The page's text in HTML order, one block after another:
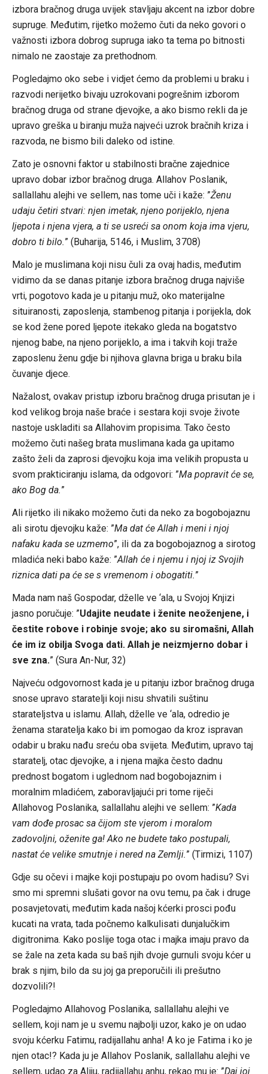
izbora bračnog druga uvijek stavljaju akcent na izbor dobre
supruge. Međutim, rijetko možemo čuti da neko govori o
važnosti izbora dobrog supruga iako ta tema po bitnosti
nimalo ne zaostaje za prethodnom.
Pogledajmo oko sebe i vidjet ćemo da problemi u braku i
razvodi nerijetko bivaju uzrokovani pogrešnim izborom
bračnog druga od strane djevojke, a ako bismo rekli da je
upravo greška u biranju muža najveći uzrok bračnih kriza i
razvoda, ne bismo bili daleko od istine.
Zato je osnovni faktor u stabilnosti bračne zajednice
upravo dobar izbor bračnog druga. Allahov Poslanik,
sallallahu alejhi ve sellem, nas tome uči i kaže: ”Ženu
udaju četiri stvari: njen imetak, njeno porijeklo, njena
ljepota i njena vjera, a ti se usreći sa onom koja ima vjeru,
dobro ti bilo.” (Buharija, 5146, i Muslim, 3708)
Malo je muslimana koji nisu čuli za ovaj hadis, međutim
vidimo da se danas pitanje izbora bračnog druga najviše
vrti, pogotovo kada je u pitanju muž, oko materijalne
situiranosti, zaposlenja, stambenog pitanja i porijekla, dok
se kod žene pored ljepote itekako gleda na bogatstvo
njenog babe, na njeno porijeklo, a ima i takvih koji traže
zaposlenu ženu gdje bi njihova glavna briga u braku bila
čuvanje djece.
Nažalost, ovakav pristup izboru bračnog druga prisutan je i
kod velikog broja naše braće i sestara koji svoje živote
nastoje uskladiti sa Allahovim propisima. Tako često
možemo čuti našeg brata muslimana kada ga upitamo
zašto želi da zaprosi djevojku koja ima velikih propusta u
svom prakticiranju islama, da odgovori: ”Ma popravit će se,
ako Bog da.”
Ali rijetko ili nikako možemo čuti da neko za bogobojaznu
ali sirotu djevojku kaže: ”Ma dat će Allah i meni i njoj
nafaku kada se uzmemo”, ili da za bogobojaznog a sirotog
mladića neki babo kaže: ”Allah će i njemu i njoj iz Svojih
riznica dati pa će se s vremenom i obogatiti.”
Mada nam naš Gospodar, dželle ve ‘ala, u Svojoj Knjizi
jasno poručuje: ”Udajite neudate i ženite neoženjene, i
čestite robove i robinje svoje; ako su siromašni, Allah
će im iz obilja Svoga dati. Allah je neizmjerno dobar i
sve zna.” (Sura An-Nur, 32)
Najveću odgovornost kada je u pitanju izbor bračnog druga
snose upravo staratelji koji nisu shvatili suštinu
starateljstva u islamu. Allah, dželle ve ‘ala, odredio je
ženama staratelja kako bi im pomogao da kroz ispravan
odabir u braku nađu sreću oba svijeta. Međutim, upravo taj
staratelj, otac djevojke, a i njena majka često dadnu
prednost bogatom i uglednom nad bogobojaznim i
moralnim mladićem, zaboravljajući pri tome riječi
Allahovog Poslanika, sallallahu alejhi ve sellem: ”Kada
vam dođe prosac sa čijom ste vjerom i moralom
zadovoljni, oženite ga! Ako ne budete tako postupali,
nastat će velike smutnje i nered na Zemlji.” (Tirmizi, 1107)
Gdje su očevi i majke koji postupaju po ovom hadisu? Svi
smo mi spremni slušati govor na ovu temu, pa čak i druge
posavjetovati, međutim kada našoj kćerki prosci pođu
kucati na vrata, tada počnemo kalkulisati dunjalučkim
digitronima. Kako poslije toga otac i majka imaju pravo da
se žale na zeta kada su baš njih dvoje gurnuli svoju kćer u
brak s njim, bilo da su joj ga preporučili ili prešutno
dozvolili?!
Pogledajmo Allahovog Poslanika, sallallahu alejhi ve
sellem, koji nam je u svemu najbolji uzor, kako je on udao
svoju kćerku Fatimu, radijallahu anha! A ko je Fatima i ko je
njen otac!? Kada ju je Allahov Poslanik, sallallahu alejhi ve
sellem, udao za Aliju, radijallahu anhu, rekao mu je: ”Daj joj